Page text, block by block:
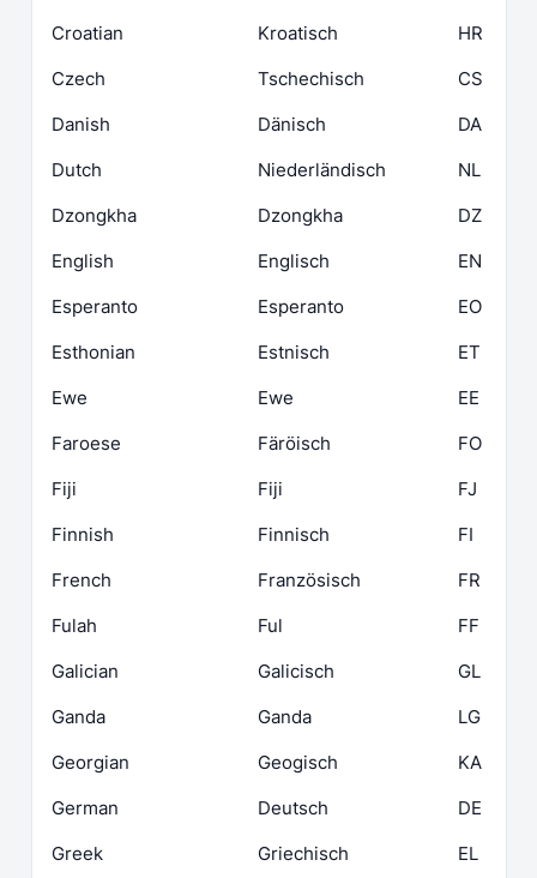
Croatian
Kroatisch
HR
Czech
Tschechisch
CS
Danish
Dänisch
DA
Dutch
Niederländisch
NL
Dzongkha
Dzongkha
DZ
English
Englisch
EN
Esperanto
Esperanto
EO
Esthonian
Estnisch
ET
Ewe
Ewe
EE
Faroese
Färöisch
FO
Fiji
Fiji
FJ
Finnish
Finnisch
FI
French
Französisch
FR
Fulah
Ful
FF
Galician
Galicisch
GL
Ganda
Ganda
LG
Georgian
Geogisch
KA
German
Deutsch
DE
Greek
Griechisch
EL